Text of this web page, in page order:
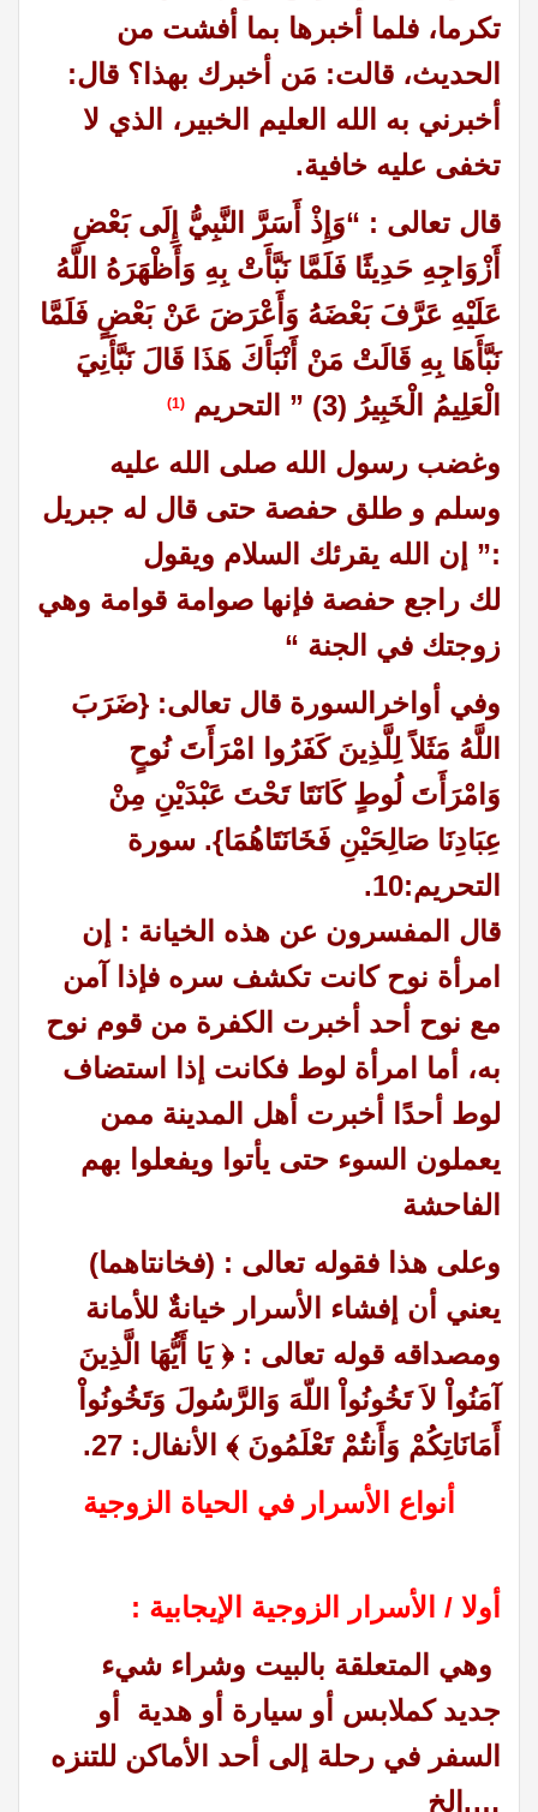
تكرما، فلما أخبرها بما أفشت من
الحديث، قالت: مَن أخبرك بهذا؟ قال:
أخبرني به الله العليم الخبير، الذي لا
تخفى عليه خافية.
قال تعالى : “وَإِذْ أَسَرَّ النَّبِيُّ إِلَى بَعْضِ
أَزْوَاجِهِ حَدِيثًا فَلَمَّا نَبَّأَتْ بِهِ وَأَظْهَرَهُ اللَّهُ
عَلَيْهِ عَرَّفَ بَعْضَهُ وَأَعْرَضَ عَنْ بَعْضٍ فَلَمَّا
نَبَّأَهَا بِهِ قَالَتْ مَنْ أَنْبَأَكَ هَذَا قَالَ نَبَّأَنِيَ
الْعَلِيمُ الْخَبِيرُ (3) ” التحريم
(1)
وغضب رسول الله صلى الله عليه
وسلم و طلق حفصة حتى قال له جبريل
:” إن الله يقرئك السلام ويقول
لك راجع حفصة فإنها صوامة قوامة وهي
زوجتك في الجنة “
وفي أواخرالسورة قال تعالى: {ضَرَبَ
اللَّهُ مَثَلاً لِلَّذِينَ كَفَرُوا امْرَأَتَ نُوحٍ
وَامْرَأَتَ لُوطٍ كَانَتَا تَحْتَ عَبْدَيْنِ مِنْ
عِبَادِنَا صَالِحَيْنِ فَخَانَتَاهُمَا}. سورة
التحريم:10
.
قال المفسرون عن هذه الخيانة : إن
امرأة نوح كانت تكشف سره فإذا آمن
مع نوح أحد أخبرت الكفرة من قوم نوح
به، أما امرأة لوط فكانت إذا استضاف
لوط أحدًا أخبرت أهل المدينة ممن
يعملون السوء حتى يأتوا ويفعلوا بهم
الفاحشة
وعلى هذا فقوله تعالى : (فخانتاهما)
يعني أن إفشاء الأسرار خيانةٌ للأمانة
ومصداقه قوله تعالى : ﴿ يَا أَيُّهَا الَّذِينَ
آمَنُواْ لاَ تَخُونُواْ اللّهَ وَالرَّسُولَ وَتَخُونُواْ
أَمَانَاتِكُمْ وَأَنتُمْ تَعْلَمُونَ ﴾ الأنفال: 27
.
أنواع الأسرار في الحياة الزوجية
أولا / الأسرار الزوجية الإيجابية :
وهي المتعلقة بالبيت وشراء شيء
جديد كملابس أو سيارة أو هدية أو
السفر في رحلة إلى أحد الأماكن للتنزه
….الخ